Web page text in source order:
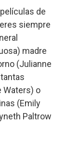
de
siempre
madre
(Julianne
Waters) o
(Emily
Paltrow